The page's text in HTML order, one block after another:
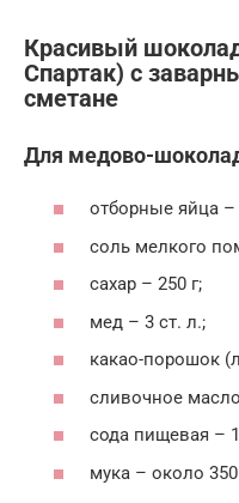
Красивый
Спартак) с
сметане
Для медово-
отборные яйца –
соль мелкого
сахар – 250 г;
мед – 3 ст. л.;
какао-порошок
сливочное
сода пищевая –
мука – около 350